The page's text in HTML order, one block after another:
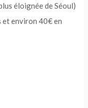
éloignée de Séoul)
et environ 40€ en